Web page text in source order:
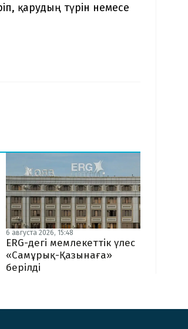
қарудың түрін немесе
6 августа 2026, 15:48
ERG-дегі мемлекеттік үлес
«Самұрық-Қазынаға»
берілді